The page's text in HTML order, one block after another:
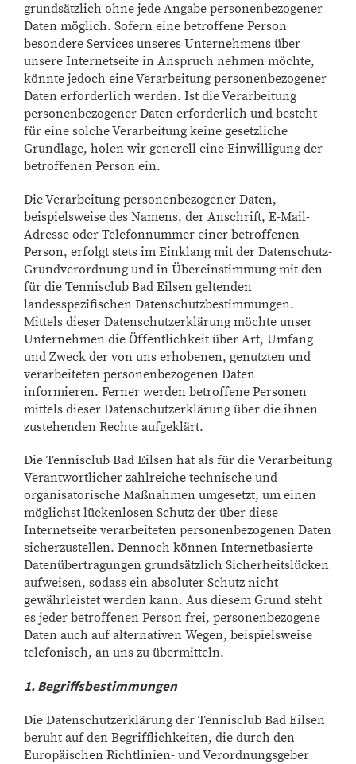
grundsätzlich ohne jede Angabe personenbezogener
Daten möglich. Sofern eine betroffene Person
besondere Services unseres Unternehmens über
unsere Internetseite in Anspruch nehmen möchte,
könnte jedoch eine Verarbeitung personenbezogener
Daten erforderlich werden. Ist die Verarbeitung
personenbezogener Daten erforderlich und besteht
für eine solche Verarbeitung keine gesetzliche
Grundlage, holen wir generell eine Einwilligung der
betroffenen Person ein.
Die Verarbeitung personenbezogener Daten,
beispielsweise des Namens, der Anschrift, E-Mail-
Adresse oder Telefonnummer einer betroffenen
Person, erfolgt stets im Einklang mit der Datenschutz-
Grundverordnung und in Übereinstimmung mit den
für die Tennisclub Bad Eilsen geltenden
landesspezifischen Datenschutzbestimmungen.
Mittels dieser Datenschutzerklärung möchte unser
Unternehmen die Öffentlichkeit über Art, Umfang
und Zweck der von uns erhobenen, genutzten und
verarbeiteten personenbezogenen Daten
informieren. Ferner werden betroffene Personen
mittels dieser Datenschutzerklärung über die ihnen
zustehenden Rechte aufgeklärt.
Die Tennisclub Bad Eilsen hat als für die Verarbeitung
Verantwortlicher zahlreiche technische und
organisatorische Maßnahmen umgesetzt, um einen
möglichst lückenlosen Schutz der über diese
Internetseite verarbeiteten personenbezogenen Daten
sicherzustellen. Dennoch können Internetbasierte
Datenübertragungen grundsätzlich Sicherheitslücken
aufweisen, sodass ein absoluter Schutz nicht
gewährleistet werden kann. Aus diesem Grund steht
es jeder betroffenen Person frei, personenbezogene
Daten auch auf alternativen Wegen, beispielsweise
telefonisch, an uns zu übermitteln.
1. Begriffsbestimmungen
Die Datenschutzerklärung der Tennisclub Bad Eilsen
beruht auf den Begrifflichkeiten, die durch den
Europäischen Richtlinien- und Verordnungsgeber